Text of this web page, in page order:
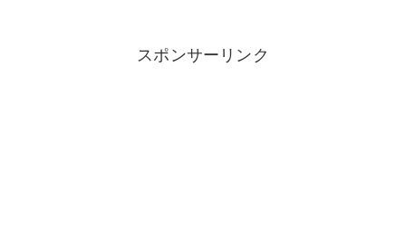
スポンサーリンク